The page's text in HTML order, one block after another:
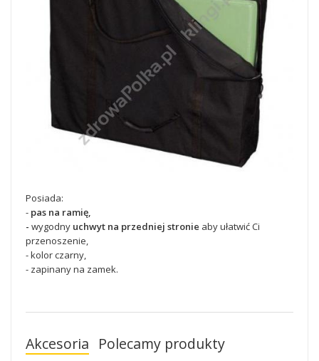
Posiada:
- pas na ramię,
- wygodny uchwyt na przedniej stronie aby ułatwić Ci
przenoszenie,
- kolor czarny,
- zapinany na zamek.
Akcesoria Polecamy produkty